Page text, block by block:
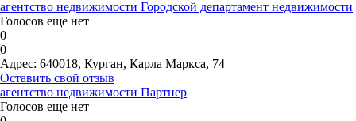
агентство недвижимости Городской департамент недвижимости
Голосов еще нет
0
0
Адрес: 640018, Курган, Карла Маркса, 74
Оставить свой отзыв
агентство недвижимости Партнер
Голосов еще нет